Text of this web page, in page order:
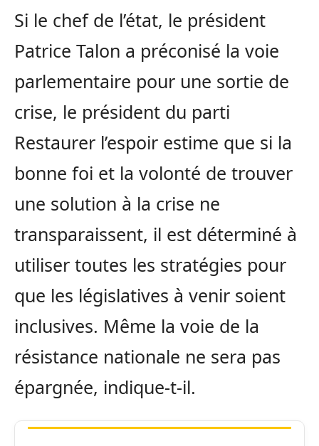
Si le chef de l’état, le président
Patrice Talon a préconisé la voie
parlementaire pour une sortie de
crise, le président du parti
Restaurer l’espoir estime que si la
bonne foi et la volonté de trouver
une solution à la crise ne
transparaissent, il est déterminé à
utiliser toutes les stratégies pour
que les législatives à venir soient
inclusives. Même la voie de la
résistance nationale ne sera pas
épargnée, indique-t-il.